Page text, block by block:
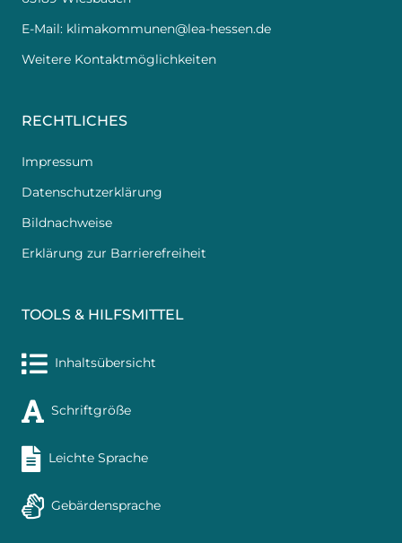
E-Mail: klimakommunen@lea-hessen.de
Weitere Kontaktmöglichkeiten
RECHTLICHES
Impressum
Datenschutzerklärung
Bildnachweise
Erklärung zur Barrierefreiheit
TOOLS & HILFSMITTEL
Inhaltsübersicht
Schriftgröße
Leichte Sprache
Gebärdensprache